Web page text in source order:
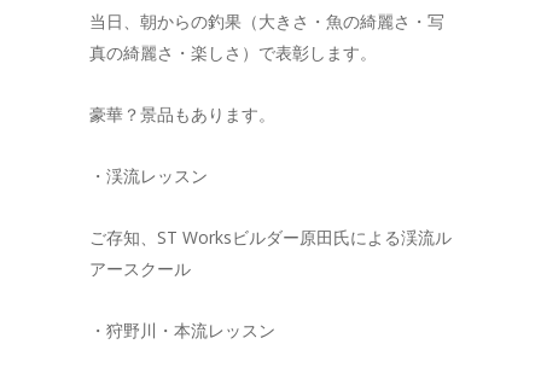
当日、朝からの釣果（大きさ・魚の綺麗さ・写
真の綺麗さ・楽しさ）で表彰します。
豪華？景品もあります。
・渓流レッスン
ご存知、ST Worksビルダー原田氏による渓流ル
アースクール
・狩野川・本流レッスン